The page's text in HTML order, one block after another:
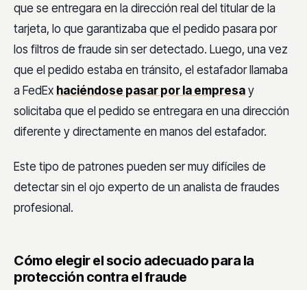
que se entregara en la dirección real del titular de la
tarjeta, lo que garantizaba que el pedido pasara por
los filtros de fraude sin ser detectado. Luego, una vez
que el pedido estaba en tránsito, el estafador llamaba
a FedEx haciéndose pasar por la empresa y
solicitaba que el pedido se entregara en una dirección
diferente y directamente en manos del estafador.
Este tipo de patrones pueden ser muy difíciles de
detectar sin el ojo experto de un analista de fraudes
profesional.
Cómo elegir el socio adecuado para la
protección contra el fraude